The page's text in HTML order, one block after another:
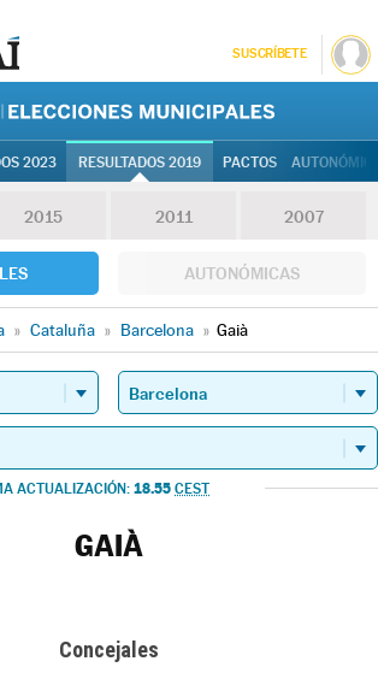
SUSCRÍBETE
2023 RESULTADOS 2019 PACTOS
2015 2011 2007
AUTONÓMICAS
» Cataluña » Barcelona » Gaià
ACTUALIZACIÓN: 18.55 CEST
GAIÀ
Concejales